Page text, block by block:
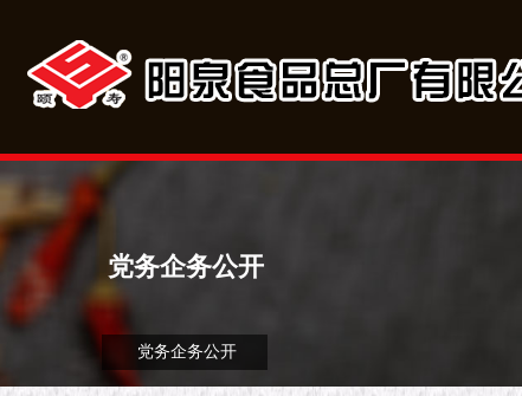
党务企务公开
党务企务公开